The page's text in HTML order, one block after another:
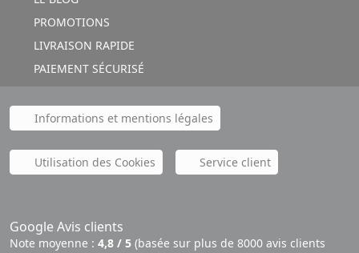
PROMOTIONS
LIVRAISON RAPIDE
PAIEMENT SÉCURISÉ
Informations et mentions légales
Utilisation des Cookies Service client
Google Avis clients
Note moyenne : 4,8 / 5 (basée sur plus de 8000 avis clients